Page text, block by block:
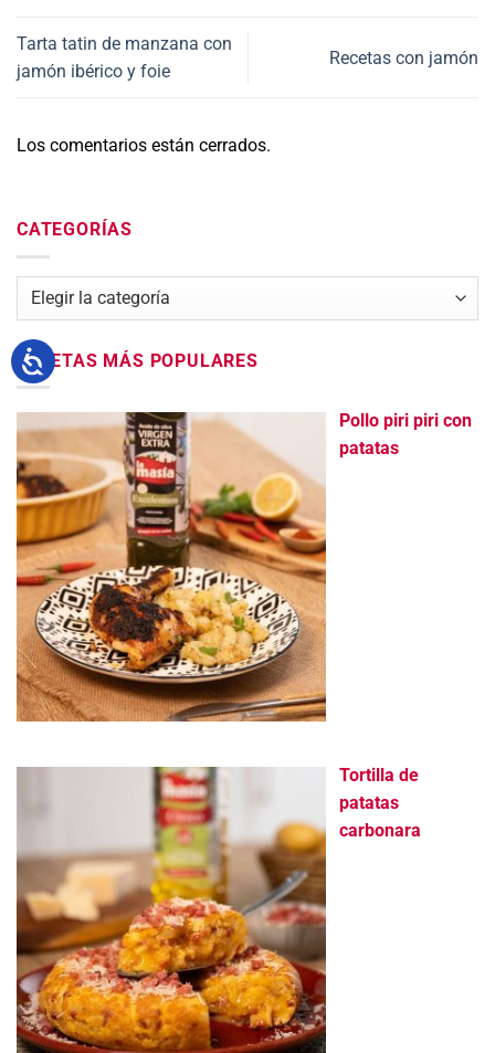
Tarta tatin de manzana con
jamón ibérico y foie
Recetas con jamón
Los comentarios están cerrados.
CATEGORÍAS
Categorías
RECETAS MÁS POPULARES
Pollo piri piri con
patatas
Tortilla de
patatas
carbonara